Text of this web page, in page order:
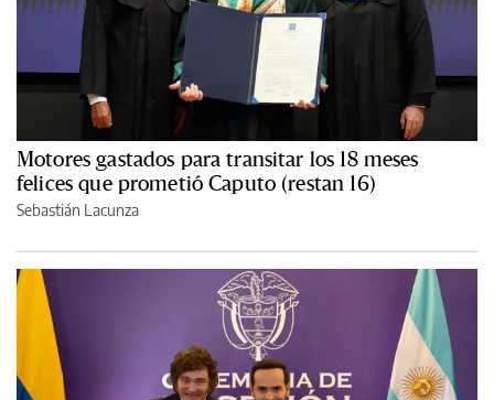
Motores gastados para transitar los 18 meses
felices que prometió Caputo (restan 16)
Sebastián Lacunza